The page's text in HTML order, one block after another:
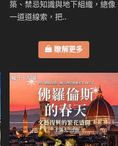
築、禁忌知識與地下組織，總像
一道道線索，把..
瞭解更多